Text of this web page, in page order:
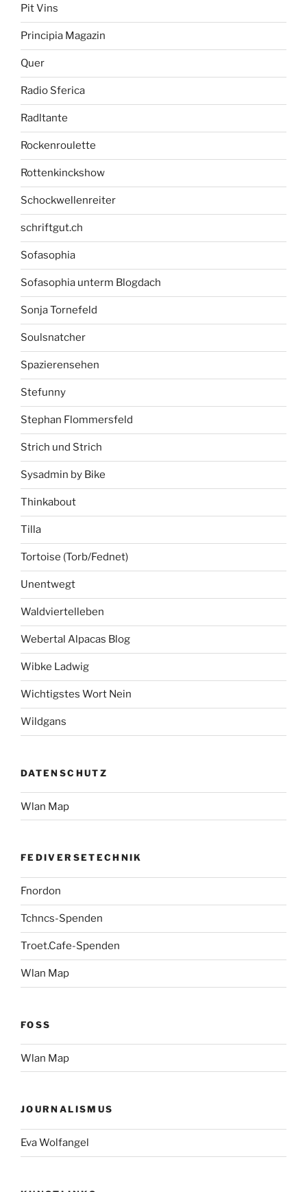
Pit Vins
Principia Magazin
Quer
Radio Sferica
Radltante
Rockenroulette
Rottenkinckshow
Schockwellenreiter
schriftgut.ch
Sofasophia
Sofasophia unterm Blogdach
Sonja Tornefeld
Soulsnatcher
Spazierensehen
Stefunny
Stephan Flommersfeld
Strich und Strich
Sysadmin by Bike
Thinkabout
Tilla
Tortoise (Torb/Fednet)
Unentwegt
Waldviertelleben
Webertal Alpacas Blog
Wibke Ladwig
Wichtigstes Wort Nein
Wildgans
DATENSCHUTZ
Wlan Map
FEDIVERSETECHNIK
Fnordon
Tchncs-Spenden
Troet.Cafe-Spenden
Wlan Map
FOSS
Wlan Map
JOURNALISMUS
Eva Wolfangel